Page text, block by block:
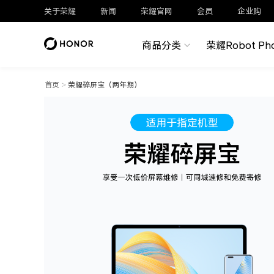
关于荣耀 新闻 荣耀官网 会员 企业购
商品分类 荣耀Robot
首页 > 荣耀碎屏宝（两年期）